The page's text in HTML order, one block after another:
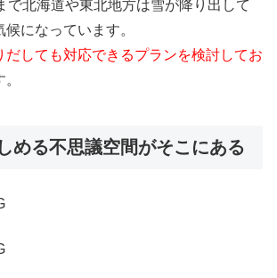
で北海道や東北地方は雪が降り出して
になっています。
だしても対応できるプランを検討してお
める不思議空間がそこにある